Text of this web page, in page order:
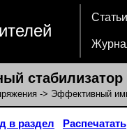
Статьи
стабилизатор
-> Эффективный
в раздел Распечатать